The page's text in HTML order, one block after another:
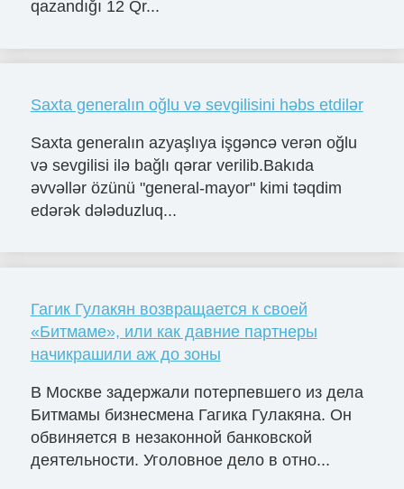
qazandığı 12 Qr...
Saxta generalın oğlu və sevgilisini həbs etdilər
Saxta generalın azyaşlıya işgəncə verən oğlu
və sevgilisi ilə bağlı qərar verilib.Bakıda
əvvəllər özünü "general-mayor" kimi təqdim
edərək dələduzluq...
Гагик Гулакян возвращается к своей
«Битмаме», или как давние партнеры
начикрашили аж до зоны
В Москве задержали потерпевшего из дела
Битмамы бизнесмена Гагика Гулакяна. Он
обвиняется в незаконной банковской
деятельности. Уголовное дело в отно...